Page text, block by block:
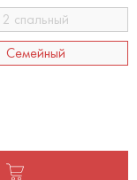
2 спальный
Семейный